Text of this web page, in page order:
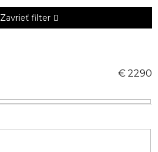
Zavrieť filter
€ 2290